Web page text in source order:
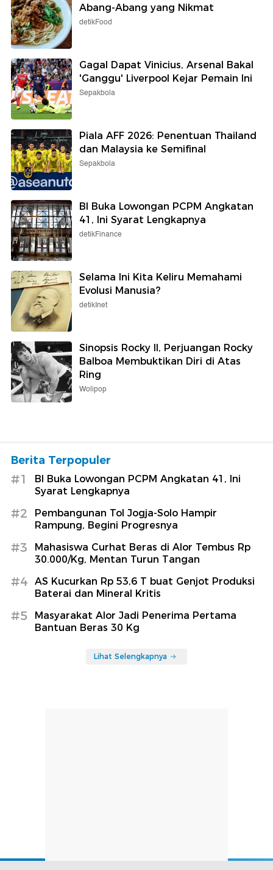
Abang-Abang yang Nikmat
detikFood
Gagal Dapat Vinicius, Arsenal Bakal
'Ganggu' Liverpool Kejar Pemain Ini
Sepakbola
Piala AFF 2026: Penentuan Thailand
dan Malaysia ke Semifinal
Sepakbola
BI Buka Lowongan PCPM Angkatan
41, Ini Syarat Lengkapnya
detikFinance
Selama Ini Kita Keliru Memahami
Evolusi Manusia?
detikInet
Sinopsis Rocky II, Perjuangan Rocky
Balboa Membuktikan Diri di Atas
Ring
Wolipop
Berita Terpopuler
#1
BI Buka Lowongan PCPM Angkatan 41, Ini
Syarat Lengkapnya
#2
Pembangunan Tol Jogja-Solo Hampir
Rampung, Begini Progresnya
#3
Mahasiswa Curhat Beras di Alor Tembus Rp
30.000/Kg, Mentan Turun Tangan
#4
AS Kucurkan Rp 53,6 T buat Genjot Produksi
Baterai dan Mineral Kritis
#5
Masyarakat Alor Jadi Penerima Pertama
Bantuan Beras 30 Kg
Lihat Selengkapnya